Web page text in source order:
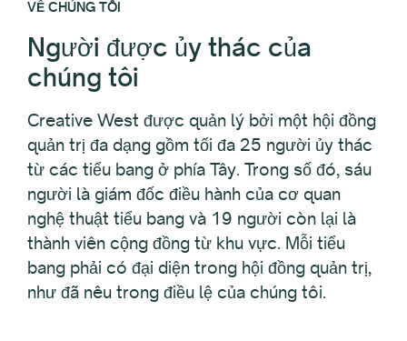
VỀ CHÚNG TÔI
Người được ủy thác của
chúng tôi
Creative West được quản lý bởi một hội đồng
quản trị đa dạng gồm tối đa 25 người ủy thác
từ các tiểu bang ở phía Tây. Trong số đó, sáu
người là giám đốc điều hành của cơ quan
nghệ thuật tiểu bang và 19 người còn lại là
thành viên cộng đồng từ khu vực. Mỗi tiểu
bang phải có đại diện trong hội đồng quản trị,
như đã nêu trong điều lệ của chúng tôi.